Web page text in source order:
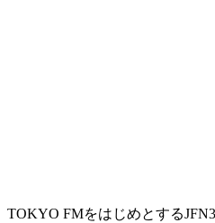
TOKYO FMをはじめとする